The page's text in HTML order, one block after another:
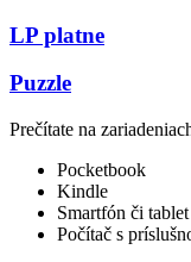
LP platne
Puzzle
Prečítate na
Pocketbook
Kindle
Smartfón či
Počítač s